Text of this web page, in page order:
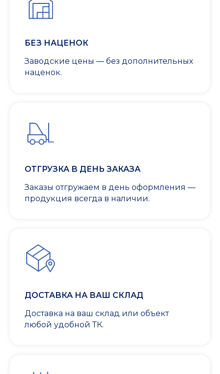
БЕЗ НАЦЕНОК
Заводские цены — без дополнительных
наценок.
ОТГРУЗКА В ДЕНЬ ЗАКАЗА
Заказы отгружаем в день оформления —
продукция всегда в наличии.
ДОСТАВКА НА ВАШ СКЛАД
Доставка на ваш склад или объект
любой удобной ТК.